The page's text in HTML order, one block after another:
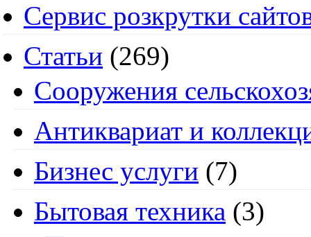
Сервис розкрутки
Статьи (269)
Cооружения
Антиквариат и
Бизнес услуги (7)
Бытовая техника (3)